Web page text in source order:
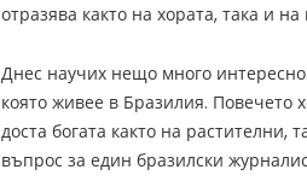
отразява както на хората, така и
Днес научих нещо много
която живее в Бразилия. Повечето
доста богата както на растителни,
въпрос за един бразилски